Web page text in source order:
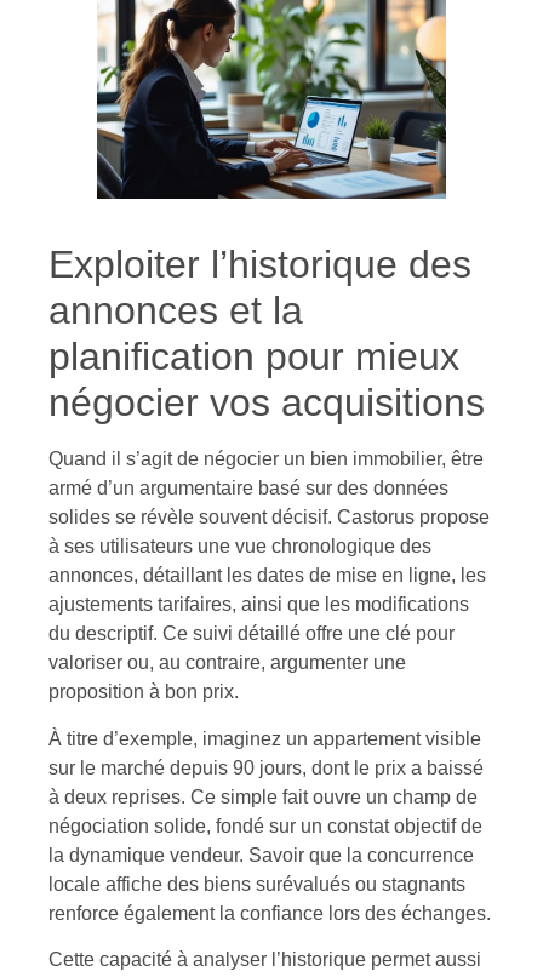
Exploiter l’historique des
annonces et la
planification pour mieux
négocier vos acquisitions
Quand il s’agit de négocier un bien immobilier, être
armé d’un argumentaire basé sur des données
solides se révèle souvent décisif. Castorus propose
à ses utilisateurs une vue chronologique des
annonces, détaillant les dates de mise en ligne, les
ajustements tarifaires, ainsi que les modifications
du descriptif. Ce suivi détaillé offre une clé pour
valoriser ou, au contraire, argumenter une
proposition à bon prix.
À titre d’exemple, imaginez un appartement visible
sur le marché depuis 90 jours, dont le prix a baissé
à deux reprises. Ce simple fait ouvre un champ de
négociation solide, fondé sur un constat objectif de
la dynamique vendeur. Savoir que la concurrence
locale affiche des biens surévalués ou stagnants
renforce également la confiance lors des échanges.
Cette capacité à analyser l’historique permet aussi